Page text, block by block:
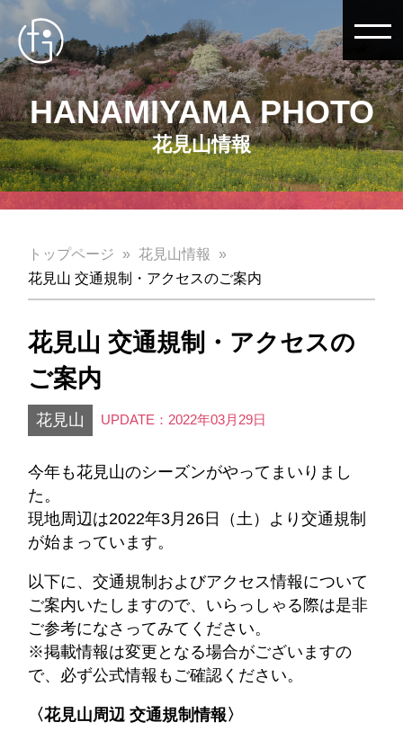
HANAMIYAMA PHOTO
花見山情報
トップページ
花見山情報
花見山 交通規制・アクセスのご案内
花見山 交通規制・アクセスの
ご案内
花見山 UPDATE：2022年03月29日
今年も花見山のシーズンがやってまいりまし
た。
現地周辺は2022年3月26日（土）より交通規制
が始まっています。
以下に、交通規制およびアクセス情報について
ご案内いたしますので、いらっしゃる際は是非
ご参考になさってみてください。
※掲載情報は変更となる場合がございますの
で、必ず公式情報もご確認ください。
〈花見山周辺 交通規制情報〉